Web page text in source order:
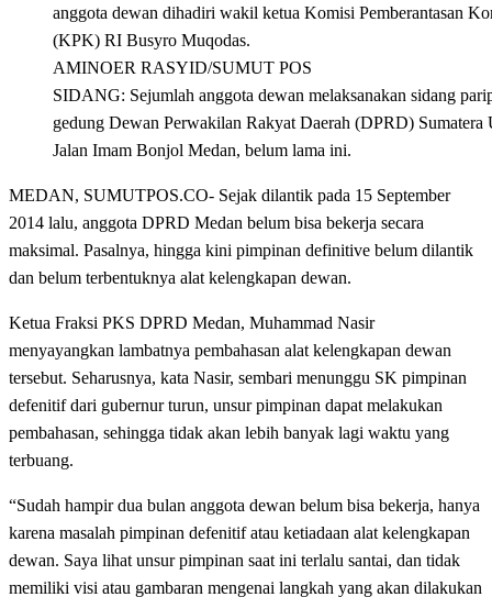
AMINOER RASYID/SUMUT POS
SIDANG: Sejumlah anggota dewan melaksanakan sidang
gedung Dewan Perwakilan Rakyat Daerah (DPRD) Sumatera
Jalan Imam Bonjol Medan, belum lama ini.
MEDAN, SUMUTPOS.CO- Sejak dilantik pada 15 September
2014 lalu, anggota DPRD Medan belum bisa bekerja secara
maksimal. Pasalnya, hingga kini pimpinan definitive belum dilantik
dan belum terbentuknya alat kelengkapan dewan.
Ketua Fraksi PKS DPRD Medan, Muhammad Nasir
menyayangkan lambatnya pembahasan alat kelengkapan dewan
tersebut. Seharusnya, kata Nasir, sembari menunggu SK pimpinan
defenitif dari gubernur turun, unsur pimpinan dapat melakukan
pembahasan, sehingga tidak akan lebih banyak lagi waktu yang
terbuang.
“Sudah hampir dua bulan anggota dewan belum bisa bekerja, hanya
karena masalah pimpinan defenitif atau ketiadaan alat kelengkapan
dewan. Saya lihat unsur pimpinan saat ini terlalu santai, dan tidak
memiliki visi atau gambaran mengenai langkah yang akan dilakukan